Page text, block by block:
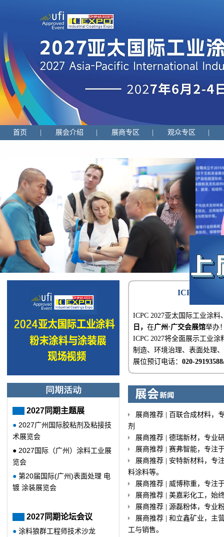
首页 展会介绍 展商专区 观众专区
2027同期主题展
● 2027广州国际胶粘剂及粘接技
术展览会
● 2027国际（广州）涂料工业展
览会
● 第20届国际(广州)表面处理 电
镀 涂装展览会
2027同期论坛会议
● 涂料狼群工程师技术沙龙
ICPC 2027
ICPC 2027亚太国际工业涂
日， 在广州·广交会展馆举办
ICPC 2027将全面展示工业
制造、环境治理、表面处理
展位预订电话： 020-
展商推荐 | 百联合成材料，
剂
展商推荐 | 德瑞新材，专业
展商推荐 | 赛弗智能，专注
展商推荐 | 安特新材料，专
料涂料等。
展商推荐 | 威博称重，专注
展商推荐 | 美嘉彩化工，始
展商推荐 | 源磊粉体，专业
展商推荐 | 和立鑫矿业，主
工与销售。